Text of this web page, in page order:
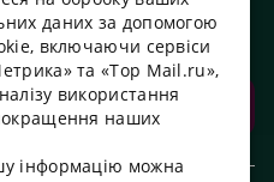
чат підтримки
додаток
PORTUGUESE
SPANISH
HUNGARIAN
даних за допомогою
включаючи сервіси
та «Top Mail.ru»,
використання
наших
інформацію можна